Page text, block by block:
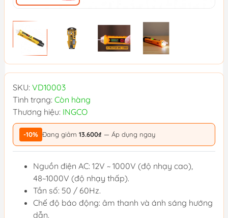
SKU: VD10003
Tình trạng: Còn hàng
Thương hiệu: INGCO
-10% Đang giảm 13.600₫ — Áp dụng ngay
Nguồn điện AC: 12V ~ 1000V (độ nhạy cao),
48~1000V (độ nhạy thấp).
Tần số: 50 / 60Hz.
Chế độ báo động: âm thanh và ánh sáng hướng
dẫn.